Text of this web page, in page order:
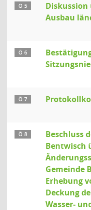
Ö 5
Diskussion
Ausbau
Ö 6
Ö 7
Ö 8
Beschluss
Bentwisch
Gemeinde
Erhebung
Deckung
Wasser-